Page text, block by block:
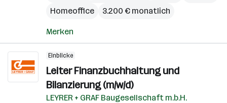
Homeoffice
3.200 € monatlich
Merken
Einblicke
Leiter Finanzbuchhaltung und
Bilanzierung (m/w/d)
LEYRER + GRAF Baugesellschaft m.b.H.